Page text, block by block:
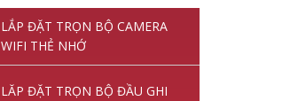
là:
1,220,000VNĐ.
tại
là:
LẮP ĐẶT TRỌN BỘ CAMERA
WIFI THẺ NHỚ
LĂP ĐẶT TRỌN BỘ ĐẦU GHI